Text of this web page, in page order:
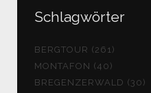
Schlagwörter
BERGTOUR (261)
MONTAFON (40)
BREGENZERWALD (30)